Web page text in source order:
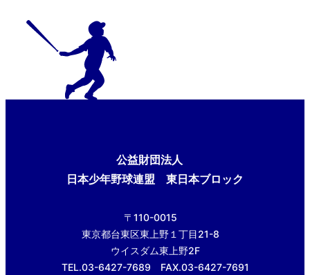
公益財団法人
日本少年野球連盟 東日本ブロック
〒110-0015
東京都台東区東上野１丁目21-8
ウイスダム東上野2F
TEL.03-6427-7689 FAX.03-6427-7691